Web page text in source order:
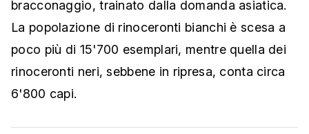
bracconaggio, trainato dalla domanda asiatica.
La popolazione di rinoceronti bianchi è scesa a
poco più di 15'700 esemplari, mentre quella dei
rinoceronti neri, sebbene in ripresa, conta circa
6'800 capi.